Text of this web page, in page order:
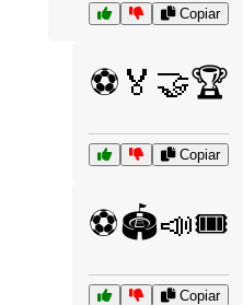
Copiar
⚽🏅🤝🏆
Copiar
⚽🏟️📣🎟️
Copiar